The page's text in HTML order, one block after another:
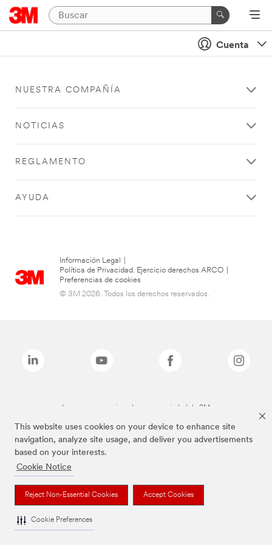
This website uses cookies on your device to enhance site
navigation, analyze site usage, and deliver you advertisements
based on your interests.
Cookie Notice
Reject Non-Essential Cookies Accept Cookies
Cookie Preferences
Cuenta
NUESTRA COMPAÑÍA
NOTICIAS
REGLAMENTO
AYUDA
Información Legal
Política de Privacidad. Ejercicio derechos ARCO
Preferencias de cookies
© 3M 2026. Todos los derechos reservados.
Las marcas mencionadas son propiedad de 3M